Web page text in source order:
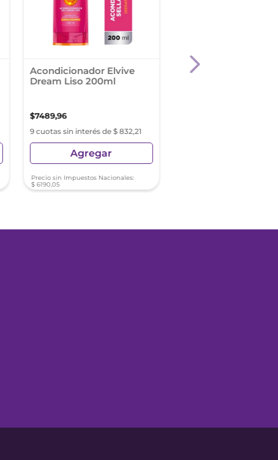
Acondicionador Elvive
Dream Liso 200ml
$7489,96
9 cuotas sin interés de $ 832,21
Agregar
Precio sin Impuestos Nacionales:
$ 6190,05
Acondicionador